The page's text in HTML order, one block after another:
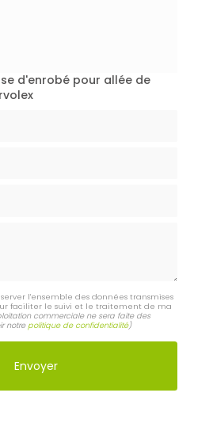
d'enrobé pour allée de
l'ensemble des données transmises
faciliter le suivi et le traitement de ma
commerciale ne sera faite des
notrepolitique de confidentialité)